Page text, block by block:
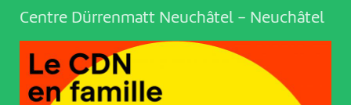
Centre Dürrenmatt Neuchâtel - Neuchâtel